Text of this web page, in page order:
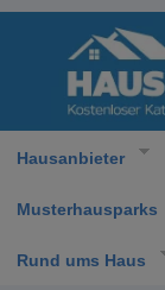
Hausanbieter
Musterhausparks
Rund ums Haus